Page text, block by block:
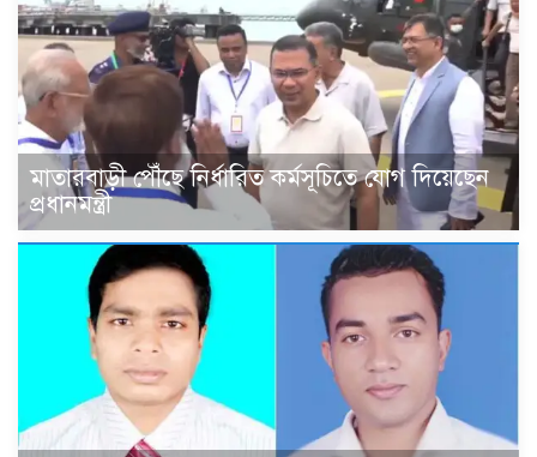
মাতারবাড়ী পৌঁছে নির্ধারিত কর্মসূচিতে যোগ দিয়েছেন
প্রধানমন্ত্রী